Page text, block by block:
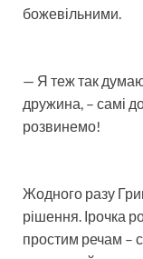
божевільними.
— Я теж так
дружина, – самі
розвинемо!
Жодного разу
рішення. Ірочка
простим речам –